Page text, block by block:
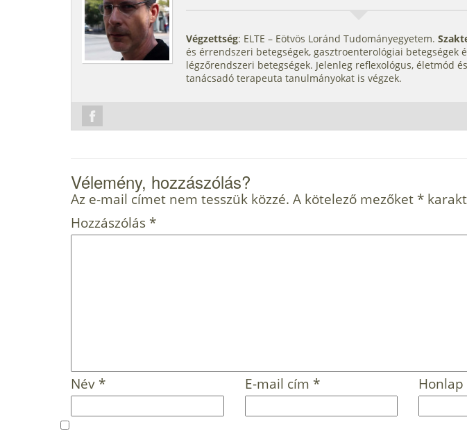
Végzettség: ELTE – Eötvös Loránd Tudományegyetem.
és érrendszeri betegségek, gasztroenterológiai betegségek
légzőrendszeri betegségek. Jelenleg reflexológus, életmód és
tanácsadó terapeuta tanulmányokat is végzek.
Vélemény, hozzászólás?
Az e-mail címet nem tesszük közzé. A kötelező mezőket *
Hozzászólás *
Név * E-mail cím * Honlap